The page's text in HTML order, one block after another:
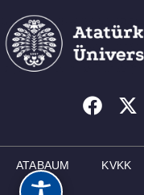
ATABAUM KVKK